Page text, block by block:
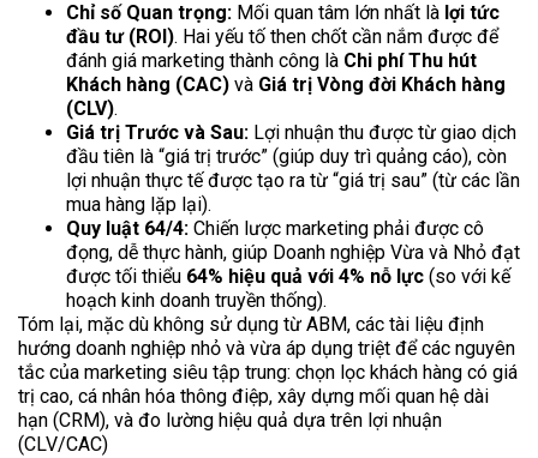
Chỉ số Quan trọng: Mối quan tâm lớn nhất là lợi tức
đầu tư (ROI). Hai yếu tố then chốt cần nắm được để
đánh giá marketing thành công là Chi phí Thu hút
Khách hàng (CAC) và Giá trị Vòng đời Khách hàng
(CLV).
Giá trị Trước và Sau: Lợi nhuận thu được từ giao dịch
đầu tiên là “giá trị trước” (giúp duy trì quảng cáo), còn
lợi nhuận thực tế được tạo ra từ “giá trị sau” (từ các lần
mua hàng lặp lại).
Quy luật 64/4: Chiến lược marketing phải được cô
đọng, dễ thực hành, giúp Doanh nghiệp Vừa và Nhỏ đạt
được tối thiểu 64% hiệu quả với 4% nỗ lực (so với kế
hoạch kinh doanh truyền thống).
Tóm lại, mặc dù không sử dụng từ ABM, các tài liệu định
hướng doanh nghiệp nhỏ và vừa áp dụng triệt để các nguyên
tắc của marketing siêu tập trung: chọn lọc khách hàng có giá
trị cao, cá nhân hóa thông điệp, xây dựng mối quan hệ dài
hạn (CRM), và đo lường hiệu quả dựa trên lợi nhuận
(CLV/CAC)